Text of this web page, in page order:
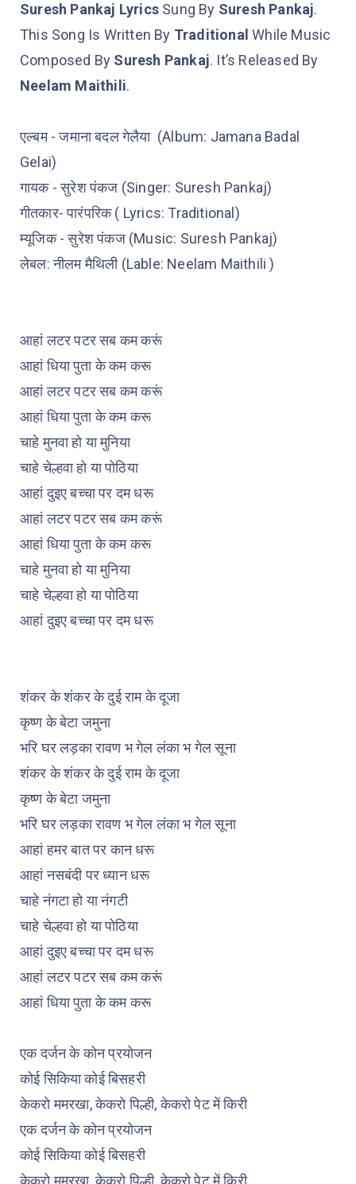
Suresh Pankaj Lyrics Sung By Suresh Pankaj.
This Song Is Written By Traditional While Music
Composed By Suresh Pankaj. It’s Released By
Neelam Maithili.
एल्बम - जमाना बदल गेलैया (Album: Jamana Badal
Gelai)
गायक - सुरेश पंकज (Singer: Suresh Pankaj)
गीतकार- पारंपरिक ( Lyrics: Traditional)
म्यूजिक - सुरेश पंकज (Music: Suresh Pankaj)
लेबल: नीलम मैथिली (Lable: Neelam Maithili )
आहां लटर पटर सब कम करूं
आहां धिया पुता के कम करू
आहां लटर पटर सब कम करूं
आहां धिया पुता के कम करू
चाहे मुनवा हो या मुनिया
चाहे चेल्हवा हो या पोठिया
आहां दुइए बच्चा पर दम धरू
आहां लटर पटर सब कम करूं
आहां धिया पुता के कम करू
चाहे मुनवा हो या मुनिया
चाहे चेल्हवा हो या पोठिया
आहां दुइए बच्चा पर दम धरू
शंकर के शंकर के दुई राम के दूजा
कृष्ण के बेटा जमुना
भरि घर लड़का रावण भ गेल लंका भ गेल सूना
शंकर के शंकर के दुई राम के दूजा
कृष्ण के बेटा जमुना
भरि घर लड़का रावण भ गेल लंका भ गेल सूना
आहां हमर बात पर कान धरू
आहां नसबंदी पर ध्यान धरू
चाहे नंगटा हो या नंगटी
चाहे चेल्हवा हो या पोठिया
आहां दुइए बच्चा पर दम धरू
आहां लटर पटर सब कम करूं
आहां धिया पुता के कम करू
एक दर्जन के कोन प्रयोजन
कोई सिकिया कोई बिसहरी
केकरो ममरखा, केकरो पिल्ही, केकरो पेट में किरी
एक दर्जन के कोन प्रयोजन
कोई सिकिया कोई बिसहरी
केकरो ममरखा, केकरो पिल्ही, केकरो पेट में किरी